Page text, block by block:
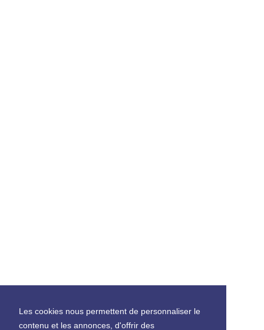
Les cookies nous permettent de personnaliser le
contenu et les annonces, d'offrir des